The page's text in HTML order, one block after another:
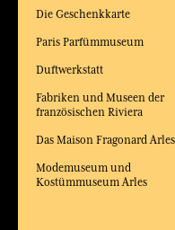
Die Geschenkkarte
Paris Parfümmuseum
Duftwerkstatt
Fabriken und Museen der
französischen Riviera
Das Maison Fragonard Arles
Modemuseum und
Kostümmuseum Arles